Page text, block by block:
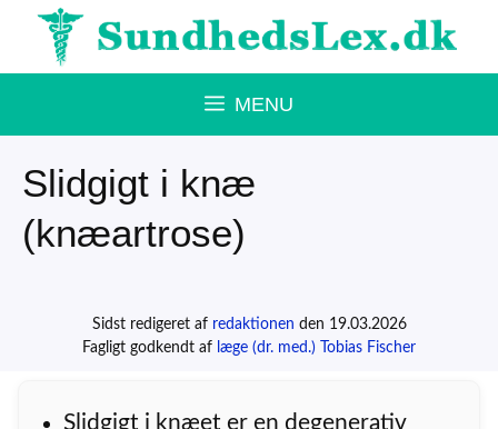
Hop
MENU
Slidgigt i knæ
(knæartrose)
Sidst redigeret af redaktionen den 19.03.2026
Fagligt godkendt af læge (dr. med.) Tobias Fischer
Slidgigt i knæet er en degenerativ